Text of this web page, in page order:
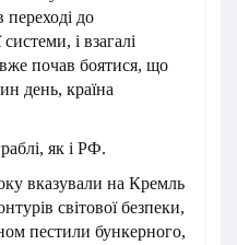
до
і взагалі
почав боятися, що
день, країна
як і РФ.
вказували на Кремль
світової безпеки,
пестили бункерного,